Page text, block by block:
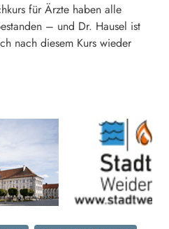
für Ärzte haben alle
– und Dr. Hausel ist
nach diesem Kurs wieder